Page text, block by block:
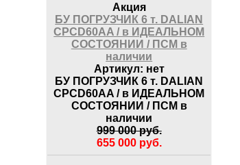
Акция
БУ ПОГРУЗЧИК 6 т. DALIAN
CPCD60AA / в ИДЕАЛЬНОМ
СОСТОЯНИИ / ПСМ в
наличии
Артикул: нет
БУ ПОГРУЗЧИК 6 т. DALIAN
CPCD60AA / в ИДЕАЛЬНОМ
СОСТОЯНИИ / ПСМ в
наличии
999 000руб.
655 000 руб.